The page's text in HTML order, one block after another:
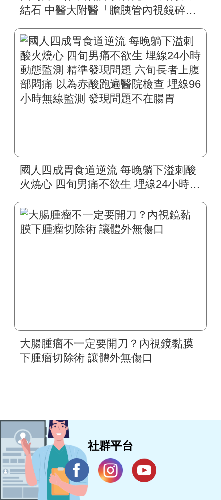
結石 中醫大附醫「膽胰管內視鏡碎
副作用 戒酒重拾健康人生
國人四成胃食道逆流 每晚躺下溢刺酸
火燒心 四旬男痛不欲生 埋線24小時動
悶痛 以為赤酸跑遍醫院檢查 埋線96小
時無線監測 發現問題不在腸胃
大腸腫瘤不一定要開刀？內視鏡黏膜
下腫瘤切除術 讓體外無傷口
社群平台